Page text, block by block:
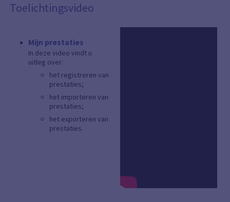
Toelichtingsvideo
Mijn prestaties
In deze video vindt u
uitleg over:
het registreren van
prestaties;
het importeren van
prestaties;
het exporteren van
prestaties.